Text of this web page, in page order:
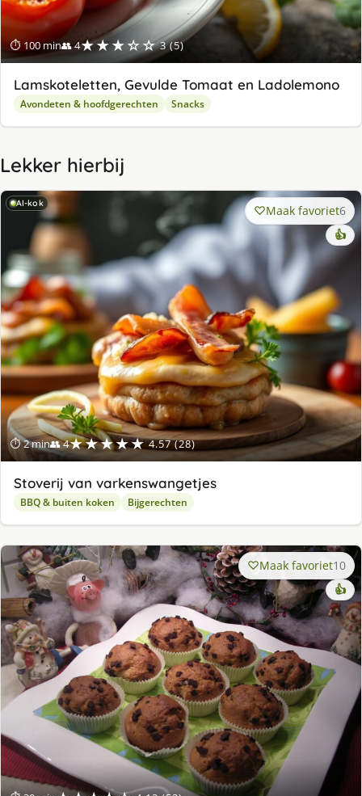
⏱ 100 min👥 4★★★☆☆ 3 (5)
Lamskoteletten, Gevulde Tomaat en Ladolemono
Avondeten & hoofdgerechten Snacks
Lekker hierbij
AI-kok
⏱ 2 min👥 4★★★★★ 4.57 (28)
Maak favoriet6
👍
Stoverij van varkenswangetjes
BBQ & buiten koken Bijgerechten
Maak favoriet10
👍